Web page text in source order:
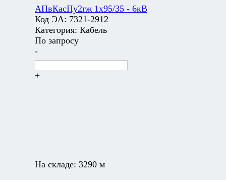
АПвКасПу2гж 1х95/35 - 6кВ
Код ЭА: 7321-2912
Категория: Кабель
По запросу
-
+
На складе: 3290 м